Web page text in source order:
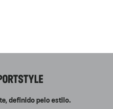
definido pelo estilo.